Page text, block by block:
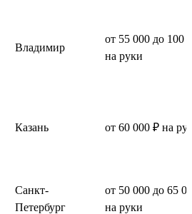
Владимир
от 55 000 до 100
на руки
Казань от 60 000 ₽ на
Санкт-
Петербург
от 50 000 до 65
на руки